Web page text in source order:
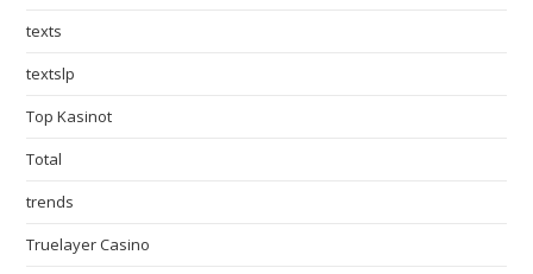
texts
textslp
Top Kasinot
Total
trends
Truelayer Casino